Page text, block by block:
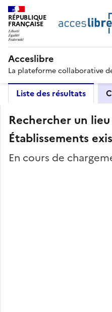
RÉPUBLIQUE
FRANÇAISE
Acceslibre
La plateforme collaborative
Liste des résultats
Rechercher un lieu
Établissements
En cours de